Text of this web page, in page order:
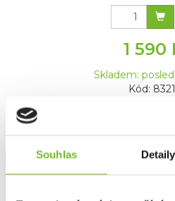
Souhlas Detaily
1 590
Skladem:
Kód: